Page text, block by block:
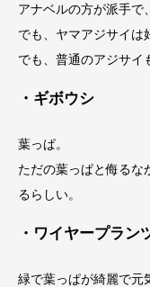
アナベルの方が派手で
でも、ヤマアジサイは
でも、普通のアジサイ
・ギボウシ
葉っぱ。
ただの葉っぱと侮るな
るらしい。
・ワイヤープラン
緑で葉っぱが綺麗で元